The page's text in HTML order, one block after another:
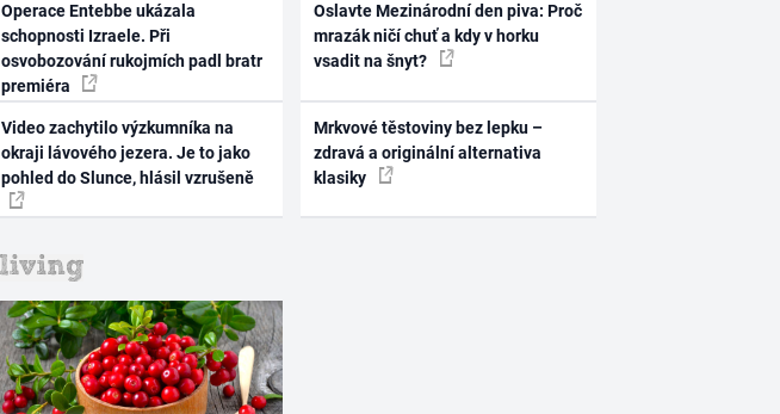
Operace Entebbe ukázala
schopnosti Izraele. Při
osvobozování rukojmích padl bratr
premiéra
Video zachytilo výzkumníka na
okraji lávového jezera. Je to jako
pohled do Slunce, hlásil vzrušeně
Oslavte Mezinárodní den piva: Proč
mrazák ničí chuť a kdy v horku
vsadit na šnyt?
Mrkvové těstoviny bez lepku –
zdravá a originální alternativa
klasiky